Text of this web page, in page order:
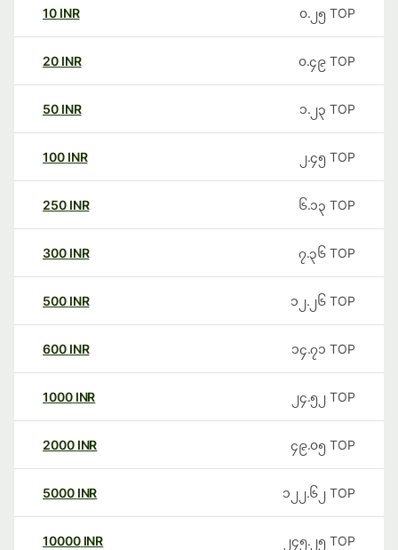
10 INR ၀.၂၅ TOP
20 INR ၀.၄၉ TOP
50 INR ၁.၂၃ TOP
100 INR ၂.၄၅ TOP
250 INR ၆.၁၃ TOP
300 INR ၇.၃၆ TOP
500 INR ၁၂.၂၆ TOP
600 INR ၁၄.၇၁ TOP
1000 INR ၂၄.၅၂ TOP
2000 INR ၄၉.၀၅ TOP
5000 INR ၁၂၂.၆၂ TOP
10000 INR ၂၄၅.၂၅ TOP